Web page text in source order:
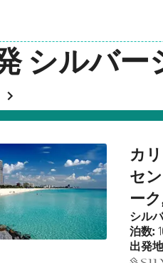
シルバ
カ
セ
ー
シル
泊数:
出発